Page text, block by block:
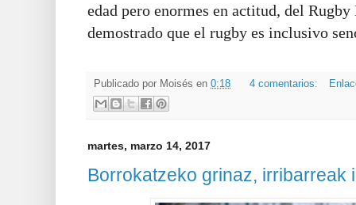
edad pero enormes en actitud, del
demostrado que el rugby es inclusivo
Publicado por Moisés en 0:18 4 comentarios:
martes, marzo 14, 2017
Borrokatzeko grinaz, irribarreak